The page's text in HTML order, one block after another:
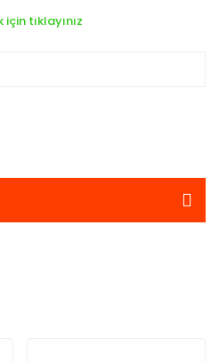
tıklayınız